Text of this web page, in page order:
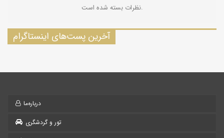
نظرات بسته شده است.
آخرین پست‌های اینستاگرام
درباره‌ما
تور و گردشگری